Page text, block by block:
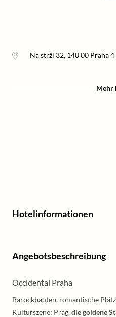
Na strži 32, 140 00 Praha 4
Mehr
Hotelinformationen
Angebotsbeschreibung
Occidental Praha
Barockbauten, romantische
Kulturszene: Prag,die goldene